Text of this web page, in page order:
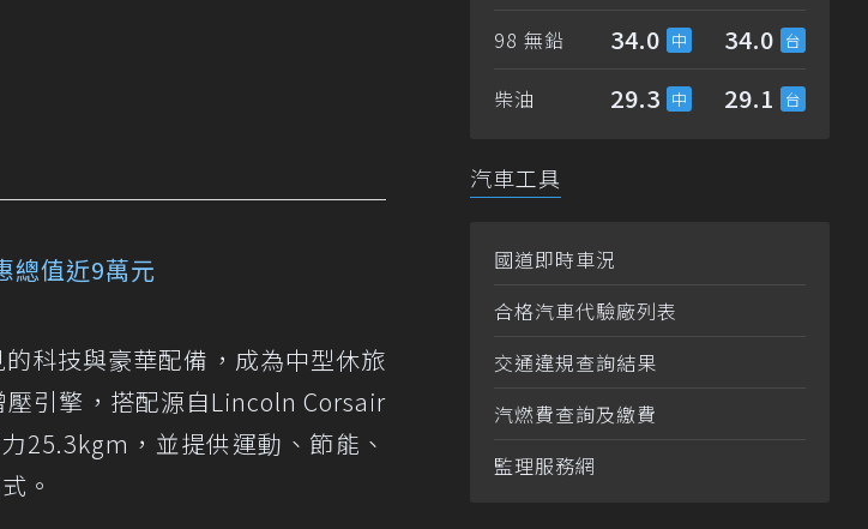
值近9萬元
科技與豪華配備，成為中型休旅
引擎，搭配源自Lincoln Corsair
25.3kgm，並提供運動、節能、
。
98 無鉛 34.0 34.0
柴油 29.3 29.1
汽車工具
國道即時車況
合格汽車代驗廠列表
交通違規查詢結果
汽燃費查詢及繳費
監理服務網